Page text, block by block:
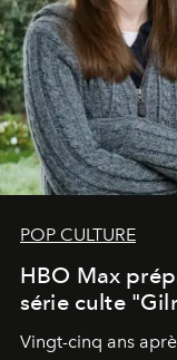
POP CULTURE
HBO Max
série culte
Vingt-cinq ans